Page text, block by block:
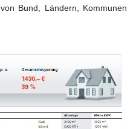
Bund, Ländern, Kommunen